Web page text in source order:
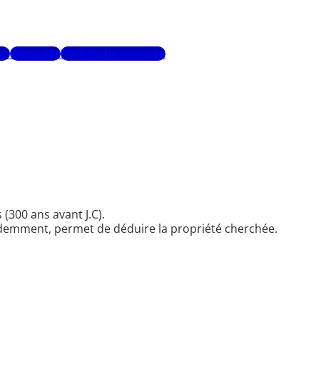
GlossaireRecherche avancée
ans avant J.C).
permet de déduire la propriété cherchée.